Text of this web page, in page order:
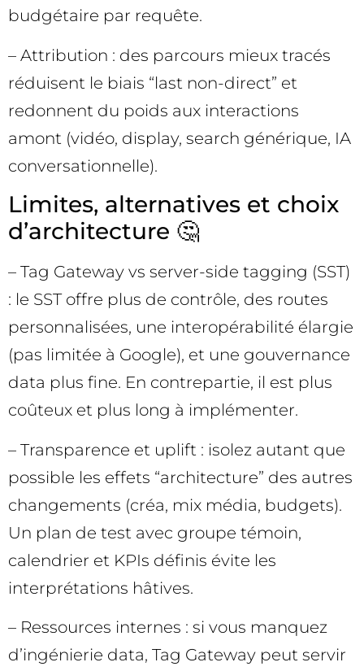
budgétaire par requête.
– Attribution : des parcours mieux tracés
réduisent le biais “last non-direct” et
redonnent du poids aux interactions
amont (vidéo, display, search générique, IA
conversationnelle).
Limites, alternatives et choix
d’architecture 🤔
– Tag Gateway vs server-side tagging (SST)
: le SST offre plus de contrôle, des routes
personnalisées, une interopérabilité élargie
(pas limitée à Google), et une gouvernance
data plus fine. En contrepartie, il est plus
coûteux et plus long à implémenter.
– Transparence et uplift : isolez autant que
possible les effets “architecture” des autres
changements (créa, mix média, budgets).
Un plan de test avec groupe témoin,
calendrier et KPIs définis évite les
interprétations hâtives.
– Ressources internes : si vous manquez
d’ingénierie data, Tag Gateway peut servir